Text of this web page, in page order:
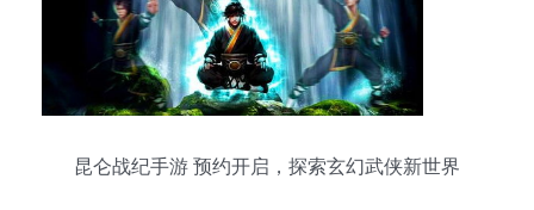
昆仑战纪手游 预约开启，探索玄幻武侠新世界